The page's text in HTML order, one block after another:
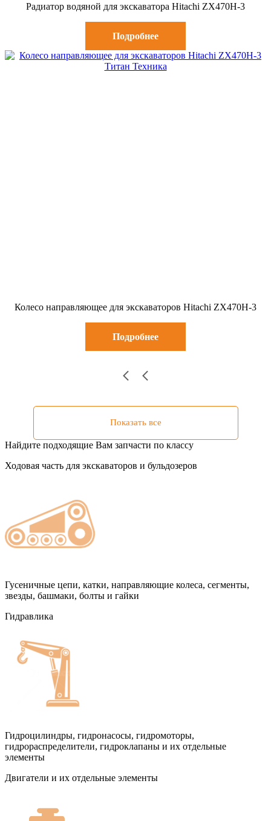
Радиатор водяной для экскаватора Hitachi ZX470H-3
Подробнее
Колесо направляющее для экскаваторов Hitachi ZX470H-3
Подробнее
Показать все
Найдите подходящие Вам запчасти по классу
Ходовая часть для экскаваторов и бульдозеров
Гусеничные цепи, катки, направляющие колеса, сегменты,
звезды, башмаки, болты и гайки
Гидравлика
Гидроцилиндры, гидронасосы, гидромоторы,
гидрораспределители, гидроклапаны и их отдельные
элементы
Двигатели и их отдельные элементы